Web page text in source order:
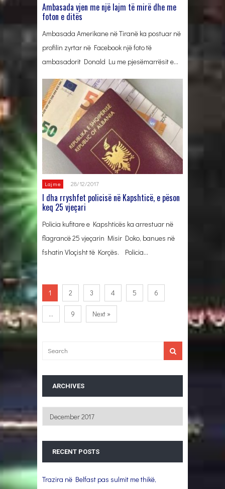
Ambasada vjen me një lajm të mirë dhe me
foton e ditës
Ambasada Amerikane në Tiranë ka postuar në
profilin zyrtar në Facebook një foto të
ambasadorit Donald Lu me pjesëmarrësit e…
Lajme 28/12/2017
I dha rryshfet policisë në Kapshticë, e pëson
keq 25 vjeçari
Policia kufitare e Kapshticës ka arrestuar në
flagrancë 25 vjeçarin Misir Doko, banues në
fshatin Vloçisht të Korçës. Policia…
1 2 3 4 5 6
… 9 Next »
ARCHIVES
Archives
RECENT POSTS
Trazira në Belfast pas sulmit me thikë,